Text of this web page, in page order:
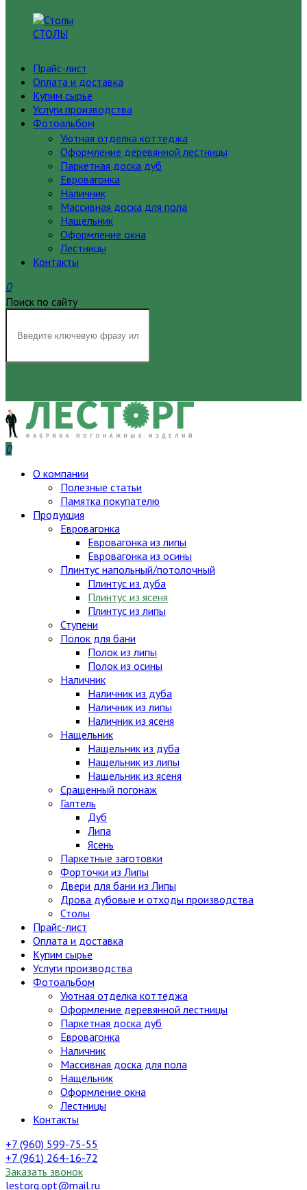
СТОЛЫ
Прайс-лист
Оплата и доставка
Купим сырье
Услуги производства
Фотоальбом
Уютная отделка коттеджа
Оформление деревянной лестницы
Паркетная доска дуб
Евровагонка
Наличник
Массивная доска для пола
Нащельник
Оформление окна
Лестницы
Контакты
0
Поиск по сайту
0
О компании
Полезные статьи
Памятка покупателю
Продукция
Евровагонка
Евровагонка из липы
Евровагонка из осины
Плинтус напольный/потолочный
Плинтус из дуба
Плинтус из ясеня
Плинтус из липы
Ступени
Полок для бани
Полок из липы
Полок из осины
Наличник
Наличник из дуба
Наличник из липы
Наличник из ясеня
Нащельник
Нащельник из дуба
Нащельник из липы
Нащельник из ясеня
Сращенный погонаж
Галтель
Дуб
Липа
Ясень
Паркетные заготовки
Форточки из Липы
Двери для бани из Липы
Дрова дубовые и отходы производства
Столы
Прайс-лист
Оплата и доставка
Купим сырье
Услуги производства
Фотоальбом
Уютная отделка коттеджа
Оформление деревянной лестницы
Паркетная доска дуб
Евровагонка
Наличник
Массивная доска для пола
Нащельник
Оформление окна
Лестницы
Контакты
+7 (960) 599-75-55
+7 (961) 264-16-72
Заказать звонок
lestorg.opt@mail.ru